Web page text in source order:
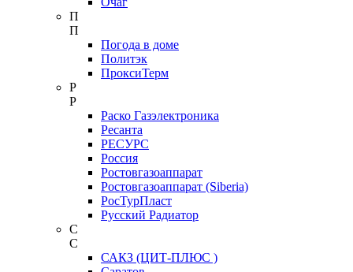
П
П
Погода в доме
Политэк
ПроксиТерм
Р
Р
Раско Газэлектроника
Ресанта
РЕСУРС
Россия
Ростовгазоаппарат
Ростовгазоаппарат (Siberia)
РосТурПласт
Русский Радиатор
С
С
САКЗ (ЦИТ-ПЛЮС )